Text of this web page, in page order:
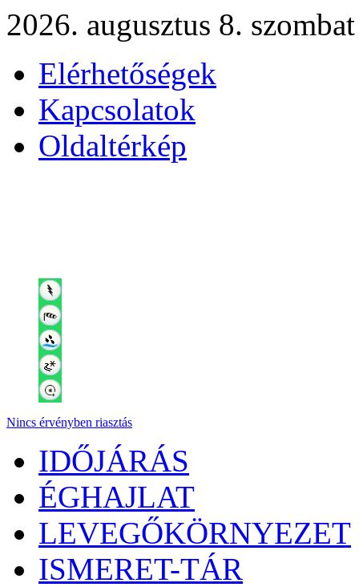
2026. augusztus 8. szombat
Elérhetőségek
Kapcsolatok
Oldaltérkép
Nincs érvényben riasztás
IDŐJÁRÁS
ÉGHAJLAT
LEVEGŐKÖRNYEZET
ISMERET-TÁR